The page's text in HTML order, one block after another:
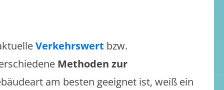
Verkehrswert bzw.
Methoden zur
am besten geeignet ist, weiß ein